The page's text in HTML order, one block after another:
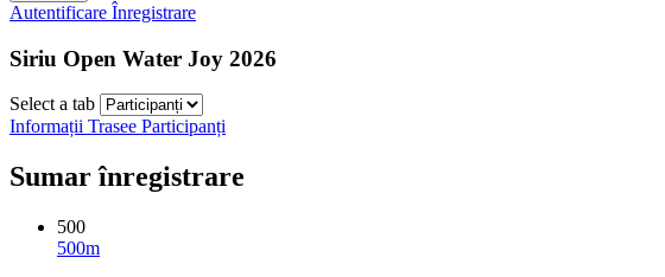
Autentificare Înregistrare
Siriu Open Water Joy 2026
Select a tab
Informații Trasee Participanți
Sumar înregistrare
500
500m